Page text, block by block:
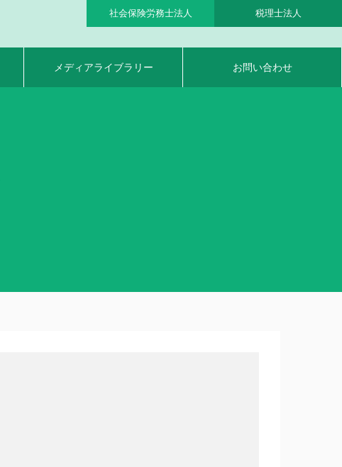
社会保険労務士法人 税理士法人
メディアライブラリー お問い合わせ